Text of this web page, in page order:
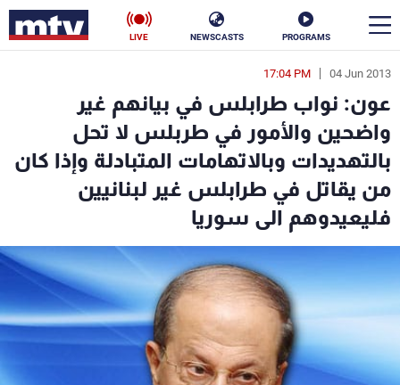
PROGRAMS
NEWSCASTS
LIVE
04 Jun 2013
17:04 PM
عون: نواب طرابلس في بيانهم غير
واضحين والأمور في طربلس لا تحل
بالتهديدات وبالاتهامات المتبادلة وإذا كان
من يقاتل في طرابلس غير لبنانيين
فليعيدوهم الى سوريا
en
الأخبار
سياسة ناس
إقتصاد فن
منوعات رياضة
كأس العالم
البرامج